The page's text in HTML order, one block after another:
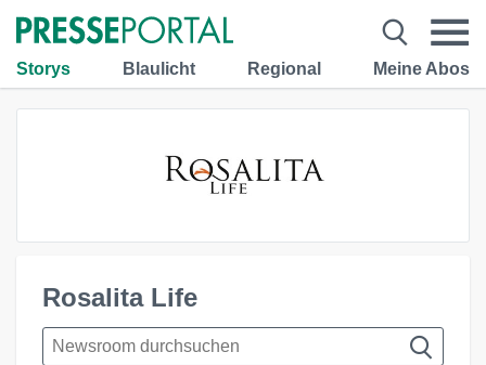
Storys Blaulicht Regional Meine Abos
Rosalita Life